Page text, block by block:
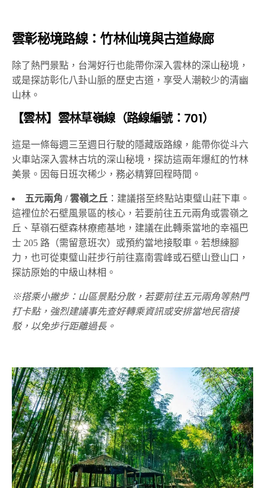
雲彰秘境路線：竹林仙境與古道綠廊
除了熱門景點，台灣好行也能帶你深入雲林的深山秘境，
或是探訪彰化八卦山脈的歷史古道，享受人潮較少的清幽
山林。
【雲林】雲林草嶺線（路線編號：701）
這是一條每週三至週日行駛的隱藏版路線，能帶你從斗六
五元兩角 / 雲嶺之丘：建議搭至終點站東璧山莊下車。
這裡位於石壁風景區的核心，若要前往五元兩角或雲嶺之
丘、草嶺石壁森林療癒基地，建議在此轉乘當地的幸福巴
士 205 路（需留意班次）或預約當地接駁車。若想練腳
力，也可從東璧山莊步行前往嘉南雲峰或石壁山登山口，
探訪原始的中級山林相。
※搭乘小撇步：山區景點分散，若要前往五元兩角等熱門